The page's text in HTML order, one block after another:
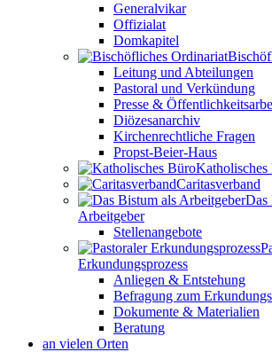
Generalvikar
Offizialat
Domkapitel
Leitung und Abteilungen
Pastoral und Verkündung
Presse &
Diözesanarchiv
Kirchenrechtliche Fragen
Propst-Beier-Haus
Katholisches
Caritasverband
Das
Arbeitgeber
Stellenangebote
Erkundungsprozess
Anliegen & Entstehung
Befragung zum
Dokumente & Materialien
Beratung
an vielen Orten